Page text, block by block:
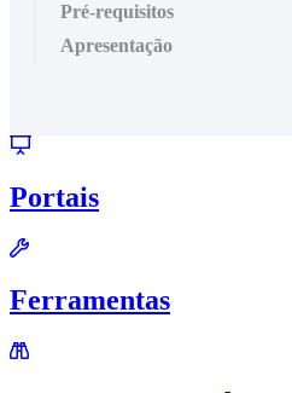
Pré-requisitos
Apresentação
Portais
Ferramentas